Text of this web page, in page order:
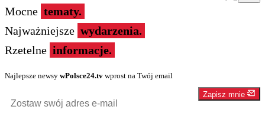
Mocne tematy.
Najważniejsze wydarzenia.
Rzetelne informacje.
Najlepsze newsy wPolsce24.tv wprost na Twój email
Zapisz mnie